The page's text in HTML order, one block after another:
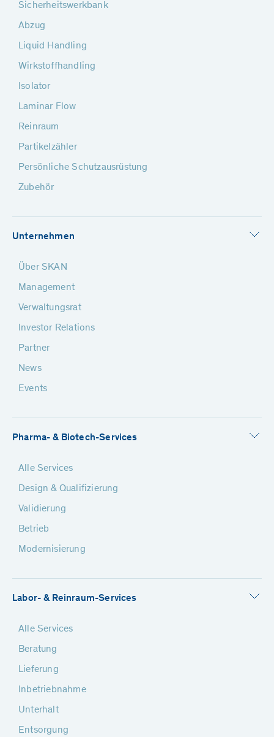
Sicherheitswerkbank
Abzug
Liquid Handling
Wirkstoffhandling
Isolator
Laminar Flow
Reinraum
Partikelzähler
Persönliche Schutzausrüstung
Zubehör
Unternehmen
Über SKAN
Management
Verwaltungsrat
Investor Relations
Partner
News
Events
Pharma- & Biotech-Services
Alle Services
Design & Qualifizierung
Validierung
Betrieb
Modernisierung
Labor- & Reinraum-Services
Alle Services
Beratung
Lieferung
Inbetriebnahme
Unterhalt
Entsorgung